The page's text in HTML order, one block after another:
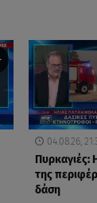
04.08.26,
Πυρκαγιές:
της
δάση